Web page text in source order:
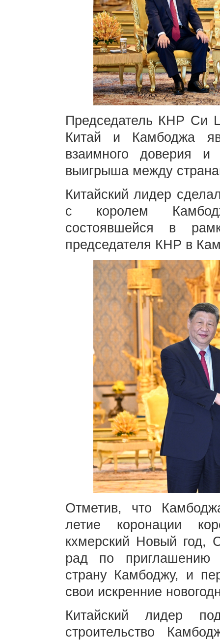
Председатель КНР Си
Китай и Камбоджа
взаимного доверия и
выигрыша между
Китайский лидер
с королем
состоявшейся в
председателя КНР в
Отметив, что
летие коронации
кхмерский Новый год,
рад по приглашению
страну Камбоджу, и
свои искренние
Китайский лидер
строительство